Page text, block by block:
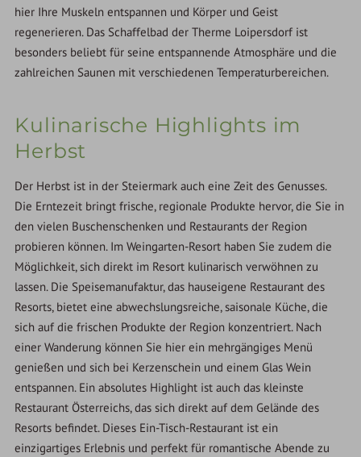
hier Ihre Muskeln entspannen und Körper und Geist
regenerieren. Das Schaffelbad der Therme Loipersdorf ist
besonders beliebt für seine entspannende Atmosphäre und die
zahlreichen Saunen mit verschiedenen Temperaturbereichen.
Kulinarische Highlights im
Herbst
Der Herbst ist in der Steiermark auch eine Zeit des Genusses.
Die Erntezeit bringt frische, regionale Produkte hervor, die Sie in
den vielen Buschenschenken und Restaurants der Region
probieren können. Im Weingarten-Resort haben Sie zudem die
Möglichkeit, sich direkt im Resort kulinarisch verwöhnen zu
lassen. Die Speisemanufaktur, das hauseigene Restaurant des
Resorts, bietet eine abwechslungsreiche, saisonale Küche, die
sich auf die frischen Produkte der Region konzentriert. Nach
einer Wanderung können Sie hier ein mehrgängiges Menü
genießen und sich bei Kerzenschein und einem Glas Wein
entspannen. Ein absolutes Highlight ist auch das kleinste
Restaurant Österreichs, das sich direkt auf dem Gelände des
Resorts befindet. Dieses Ein-Tisch-Restaurant ist ein
einzigartiges Erlebnis und perfekt für romantische Abende zu